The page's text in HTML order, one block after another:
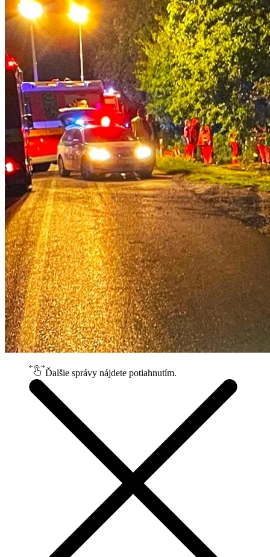
Ďalšie správy nájdete potiahnutím.